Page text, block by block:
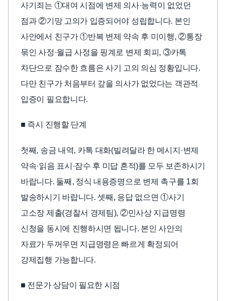
사기죄는 ①대여 시점에 변제 의사·능력이 없었던
점과 ②기망 고의가 입증되어야 성립합니다. 본인
사안에서 친구가 ①반복 변제 약속 후 미이행, ②통장
묶인 사정·월급 사정을 핑계로 변제 회피, ③카톡
차단으로 잠수한 흐름은 사기 고의 의심 정황입니다.
다만 친구가 처음부터 갚을 의사가 없었다는 객관적
입증이 필요합니다.
■ 즉시 진행할 단계
첫째, 송금 내역, 카톡 대화(빌려달라 한 메시지·변제
약속·읽음 표시·잠수 후 미답 흔적)를 모두 보존하시기
바랍니다. 둘째, 정식 내용증명으로 변제 촉구를 1회
발송하시기 바랍니다. 셋째, 응답 없으면 ①사기
고소장 제출(경찰서 경제팀), ②민사상 지급명령
신청을 동시에 진행하시면 됩니다. 본인 사안의
자료가 두꺼우면 지급명령은 빠르게 확정되어
강제집행 가능합니다.
■ 전문가 상담이 필요한 시점